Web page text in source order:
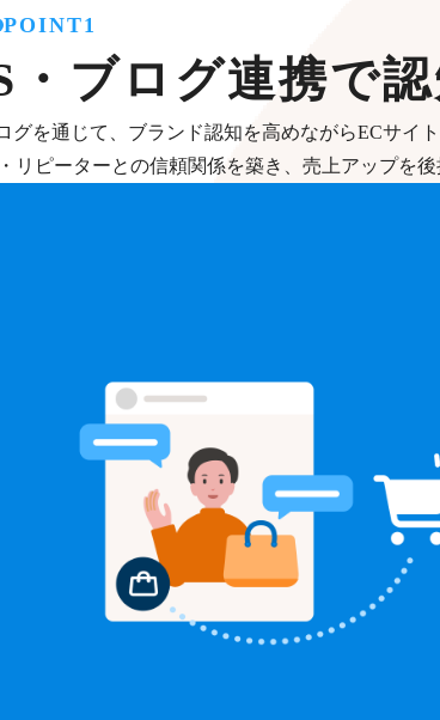
POINT1
・ブログ連携で
グを通じて、ブランド認知を高めながらECサイ
リピーターとの信頼関係を築き、売上アップを後